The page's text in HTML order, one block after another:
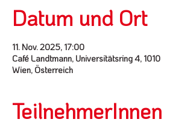
Datum und Ort
11. Nov. 2025, 17:00
Café Landtmann, Universitätsring 4, 1010
Wien, Österreich
TeilnehmerInnen